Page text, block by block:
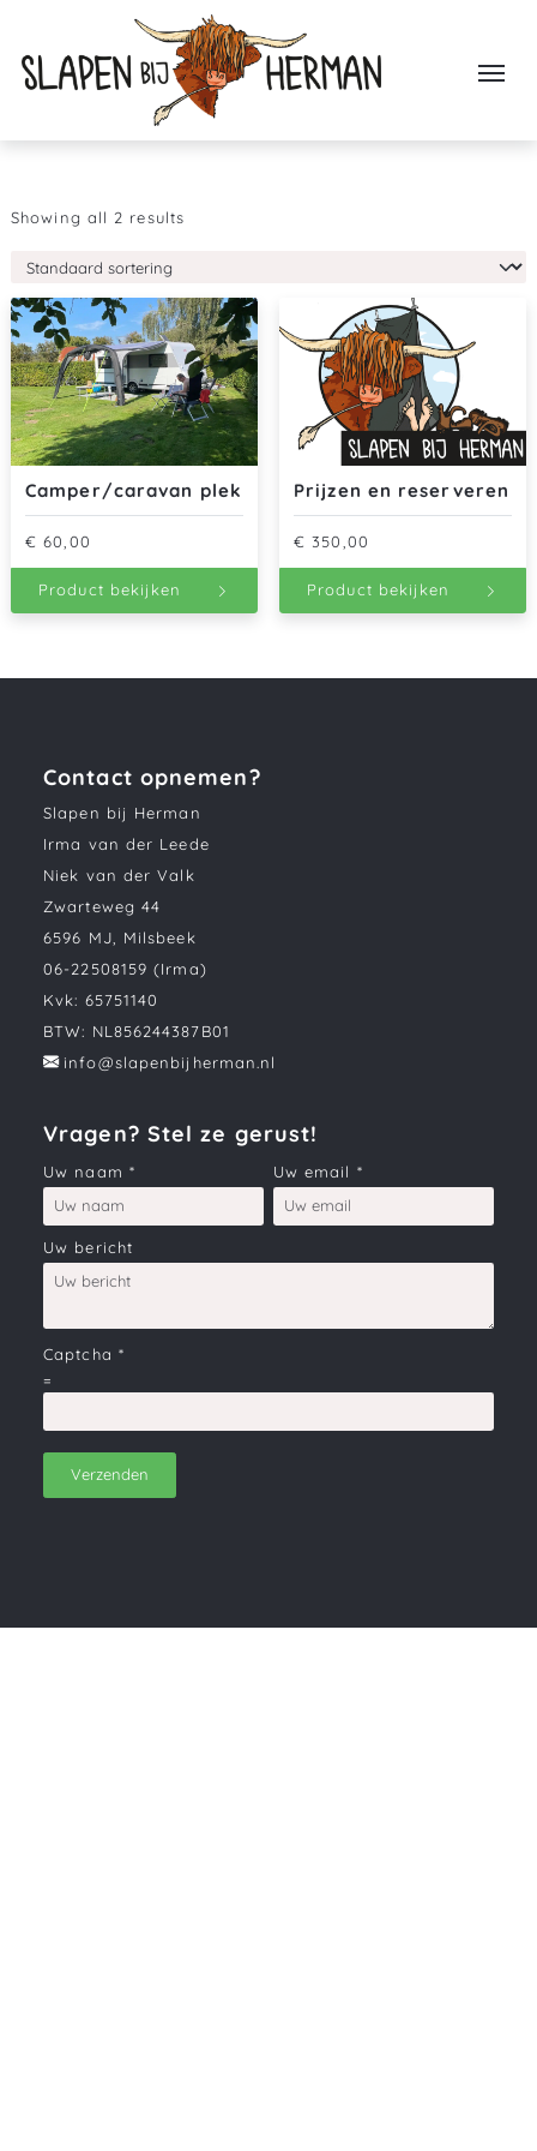
Showing all 2 results
Camper/caravan plek
€ 60,00
Product bekijken
Prijzen en reserveren
€ 350,00
Product bekijken
Contact opnemen?
Slapen bij Herman
Irma van der Leede
Niek van der Valk
Zwarteweg 44
6596 MJ, Milsbeek
06-22508159 (Irma)
Kvk: 65751140
BTW: NL856244387B01
info@slapenbijherman.nl
Vragen? Stel ze gerust!
Uw naam * Uw email *
Uw bericht
Captcha *
=
Verzenden